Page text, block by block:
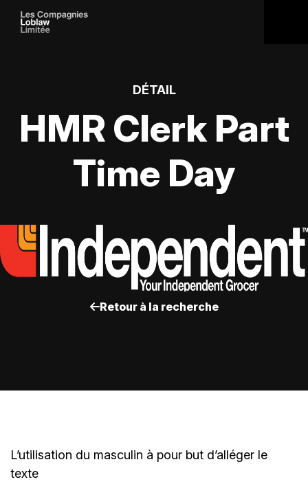
DÉTAIL
HMR Clerk Part
Time Day
Retour à la recherche
L’utilisation du masculin à pour but d’alléger le
texte